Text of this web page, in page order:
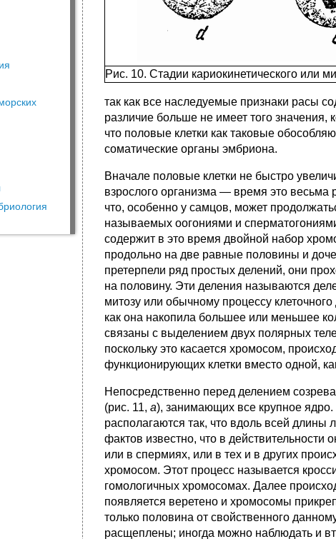
Рис. 10. Стадии кариокинетического или
так как все наследуемые признаки расы
различие больше не имеет того
что половые клетки как таковые
соматические органы эмбриона.
Вначале половые клетки не быстро
взрослого организма — время это весьма
что, особенно у самцов, может
называемых оогониями и
содержит в это время двойной набор
продольно на две равные половины и
претерпели ряд простых делений, они
на половину. Эти деления называются
митозу или обычному процессу
как она накопила большее или меньшее
связаны с выделением двух полярных
поскольку это касается хромосом,
функционирующих клетки вместо одной,
Непосредственно перед делением
(рис. 11, a), занимающих все крупное
располагаются так, что вдоль всей длины
фактов известно, что в
или в спермиях, или в тех и в других
хромосом. Этот процесс называется
гомологичных хромосомах. Далее
появляется веретено и хромосомы
только половина от свойственного
расщеплены; иногда можно наблюдать и